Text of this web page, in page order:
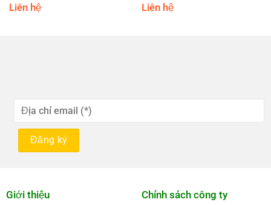
Liên hệ Liên hệ
Giới thiệu Chính sách công ty